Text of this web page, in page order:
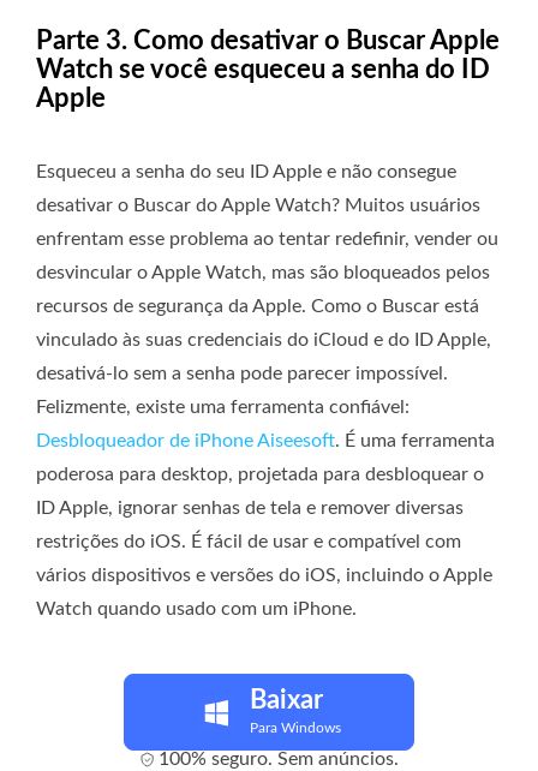
Parte 3. Como desativar o Buscar Apple
Watch se você esqueceu a senha do ID
Apple
Esqueceu a senha do seu ID Apple e não consegue
desativar o Buscar do Apple Watch? Muitos usuários
enfrentam esse problema ao tentar redefinir, vender ou
desvincular o Apple Watch, mas são bloqueados pelos
recursos de segurança da Apple. Como o Buscar está
vinculado às suas credenciais do iCloud e do ID Apple,
desativá-lo sem a senha pode parecer impossível.
Felizmente, existe uma ferramenta confiável:
Desbloqueador de iPhone Aiseesoft. É uma ferramenta
poderosa para desktop, projetada para desbloquear o
ID Apple, ignorar senhas de tela e remover diversas
restrições do iOS. É fácil de usar e compatível com
vários dispositivos e versões do iOS, incluindo o Apple
Watch quando usado com um iPhone.
Baixar
Para Windows
100% seguro. Sem anúncios.